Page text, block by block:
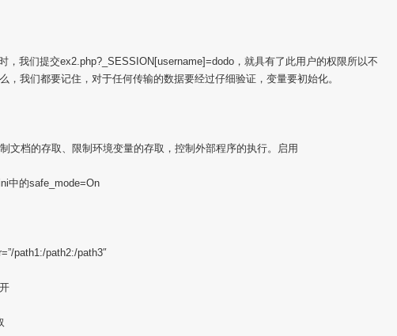
，我们提交ex2.php?_SESSION[username]=dodo，就具有了此用户的权限所以不
，我们都要记住，对于任何传输的数据要经过仔细验证，变量要初始化。
文档的存取、限制环境变量的存取，控制外部程序的执行。启用
中的safe_mode=On
path1:/path2:/path3″